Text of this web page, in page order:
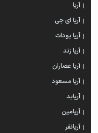
آریا
آریا ای جی
آریا پودات
آریا زند
آریا عصاران
آریا مسعود
آریابد
آریامین
آریانفر